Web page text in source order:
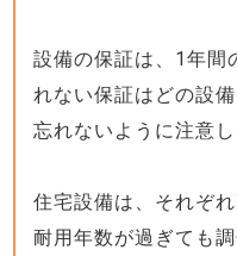
設備の保証は、1年間
れない保証はどの設
忘れないように注意し
住宅設備は、それぞ
耐用年数が過ぎても